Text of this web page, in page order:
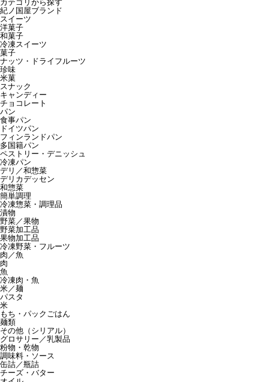
カテゴリから探す
紀ノ国屋ブランド
スイーツ
洋菓子
和菓子
冷凍スイーツ
菓子
ナッツ・ドライフルーツ
珍味
米菓
スナック
キャンディー
チョコレート
パン
食事パン
ドイツパン
フィンランドパン
多国籍パン
ペストリー・デニッシュ
冷凍パン
デリ／和惣菜
デリカデッセン
和惣菜
簡単調理
冷凍惣菜・調理品
漬物
野菜／果物
野菜加工品
果物加工品
冷凍野菜・フルーツ
肉／魚
肉
魚
冷凍肉・魚
米／麺
パスタ
米
もち・パックごはん
麺類
その他（シリアル）
グロサリー／乳製品
粉物・乾物
調味料・ソース
缶詰／瓶詰
チーズ・バター